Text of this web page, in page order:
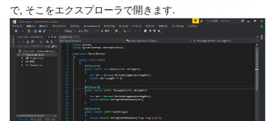
で, そこをエクスプローラで開きます.